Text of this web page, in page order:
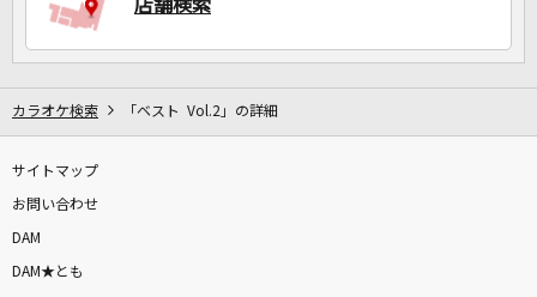
カラオケをもっと楽しもう！
店舗検索
カラオケ検索 「ベスト Vol.2」の詳細
サイトマップ
お問い合わせ
DAM
DAM★とも